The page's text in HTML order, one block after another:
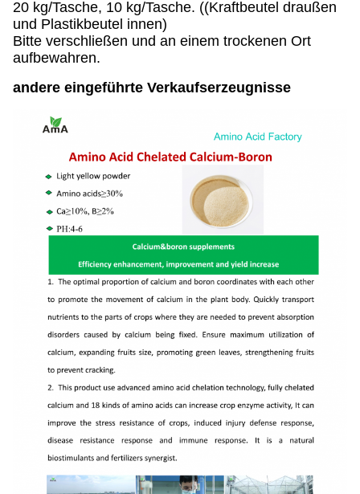
20 kg/Tasche, 10 kg/Tasche. ((Kraftbeutel draußen
und Plastikbeutel innen)
Bitte verschließen und an einem trockenen Ort
aufbewahren.
andere eingeführte Verkaufserzeugnisse